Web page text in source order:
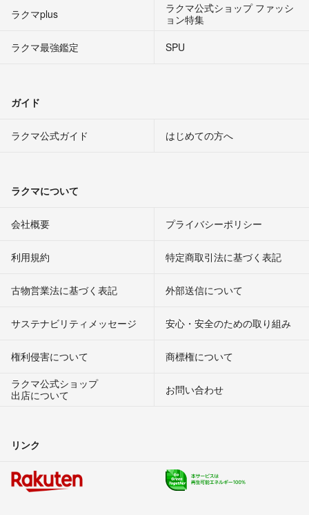
ラクマplus
ラクマ公式ショップ ファッシ
ョン特集
ラクマ最強鑑定
SPU
ガイド
ラクマ公式ガイド はじめての方へ
ラクマについて
会社概要 プライバシーポリシー
利用規約 特定商取引法に基づく表記
古物営業法に基づく表記 外部送信について
サステナビリティメッセージ 安心・安全のための取り組み
権利侵害について
商標権について
ラクマ公式ショップ
出店について
お問い合わせ
リンク